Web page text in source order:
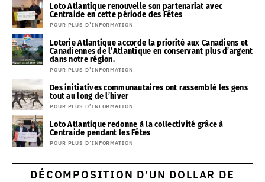
Loto Atlantique renouvelle son partenariat avec
Centraide en cette période des Fêtes
POUR PLUS D’INFORMATION
Loterie Atlantique accorde la priorité aux Canadiens et
Canadiennes de l’Atlantique en conservant plus d’argent
dans notre région.
POUR PLUS D’INFORMATION
Des initiatives communautaires ont rassemblé les gens
tout au long de l’hiver
POUR PLUS D’INFORMATION
Loto Atlantique redonne à la collectivité grâce à
Centraide pendant les Fêtes
POUR PLUS D’INFORMATION
DÉCOMPOSITION D’UN DOLLAR DE